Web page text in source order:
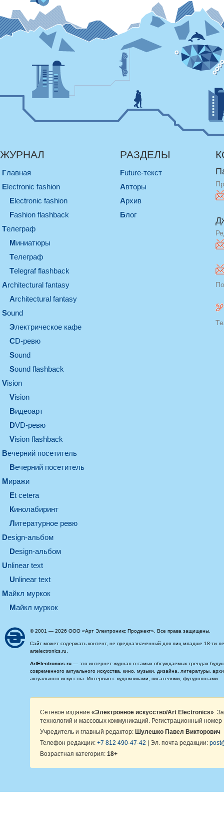
ЖУРНАЛ
Главная
electronic fashion
electronic fashion
Fashion flashback
телеграф
миниатюры
телеграф
Telegraf flashback
architectural fantasy
architectural fantasy
sound
электрическое кафе
CD-ревю
sound
Sound flashback
vision
vision
видеоарт
DVD-ревю
Vision flashback
вечерний посетитель
вечерний посетитель
миражи
et cetera
кинолабиринт
литературное ревю
design-альбом
design-альбом
unlinear text
Unlinear text
майкл муркок
майкл муркок
РАЗДЕЛЫ
Future-текст
Авторы
Архив
Блог
© 2001 — 2026 ООО «Арт Электроникс Проджект». Все права защищены.
Сайт может содержать контент, не предназначенный для лиц младше 18-ти
artelectronics.ru.
ArtElectronics.ru — это интернет-журнал о самых обсуждаемых трендах
современного актуального искусства, кино, музыки, дизайна, литературы,
актуального искусства. Интервью с художниками, писателями, футурологами
Сетевое издание «Электронное искусство/Art Electronics» .
технологий и массовых коммуникаций. Регистрационный
Учредитель и главный редактор: Шулешко Павел Викторович
Телефон редакции: +7 812 490-47-42 | Эл. почта редакции:
Возрастная категория: 18+